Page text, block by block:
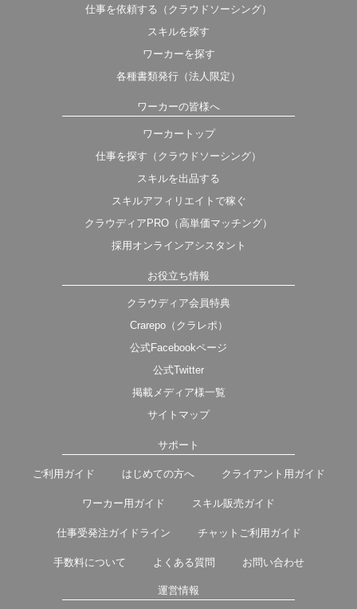
仕事を依頼する（クラウドソーシング）
スキルを探す
ワーカーを探す
各種書類発行（法人限定）
ワーカーの皆様へ
ワーカートップ
仕事を探す（クラウドソーシング）
スキルを出品する
スキルアフィリエイトで稼ぐ
クラウディアPRO（高単価マッチング）
採用オンラインアシスタント
お役立ち情報
クラウディア会員特典
Crarepo（クラレポ）
公式Facebookページ
公式Twitter
掲載メディア様一覧
サイトマップ
サポート
ご利用ガイド はじめての方へ クライアント用ガイド
ワーカー用ガイド スキル販売ガイド
仕事受発注ガイドライン チャットご利用ガイド
手数料について よくある質問 お問い合わせ
運営情報